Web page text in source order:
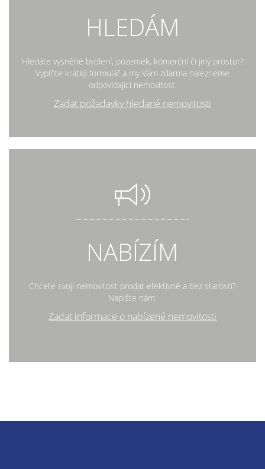
HLEDÁM
Hledáte vysněné bydlení, pozemek, komerční či jiný prostor?
Vyplňte krátký formulář a my Vám zdarma nalezneme
odpovídající nemovitost.
Zadat požadavky hledané nemovitosti
NABÍZÍM
Chcete svoji nemovitost prodat efektivně a bez starostí?
Napište nám.
Zadat informace o nabízené nemovitosti